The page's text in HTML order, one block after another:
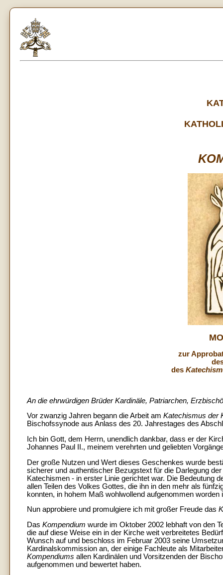
zur
des
An die ehrwürdigen Brüder Kardinäle, Patriarchen,
Vor zwanzig Jahren begann die Arbeit am Katechismus der
Bischofssynode aus Anlass des 20. Jahrestages des
Ich bin Gott, dem Herrn, unendlich dankbar, dass er der
Johannes Paul II., meinem verehrten und geliebten
Der große Nutzen und Wert dieses Geschenkes wurde
sicherer und authentischer Bezugstext für die Darlegung
Katechismen - in erster Linie gerichtet war. Die Bedeutung
allen Teilen des Volkes Gottes, die ihn in den mehr als
konnten, in hohem Maß wohlwollend aufgenommen worden
Nun approbiere und promulgiere ich mit großer Freude das
Das Kompendium wurde im Oktober 2002 lebhaft von den
die auf diese Weise ein in der Kirche weit verbreitetes
Wunsch auf und beschloss im Februar 2003 seine
Kardinalskommission an, der einige Fachleute als
Kompendiums allen Kardinälen und Vorsitzenden der
aufgenommen und bewertet haben.